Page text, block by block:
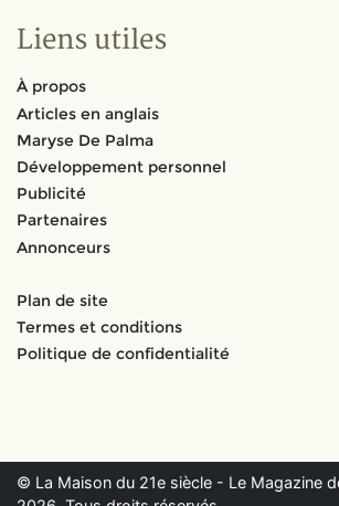
Liens utiles
À propos
Articles en anglais
Maryse De Palma
Développement personnel
Publicité
Partenaires
Annonceurs
Plan de site
Termes et conditions
Politique de confidentialité
© La Maison du 21e siècle - Le Magazine